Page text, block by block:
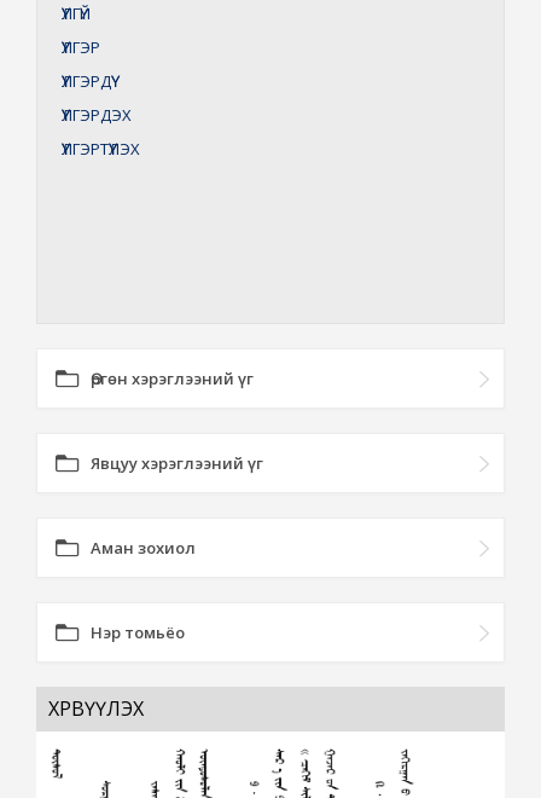
ҮҮЛГҮЙ
ҮҮЛГЭР
ҮҮЛГЭРДҮҮ
ҮҮЛГЭРДЭХ
ҮҮЛГЭРТҮҮЛЭХ
Өргөн хэрэглээний үг
Явцуу хэрэглээний үг
Аман зохиол
Нэр томьёо
ХӨРВҮҮЛЭХ